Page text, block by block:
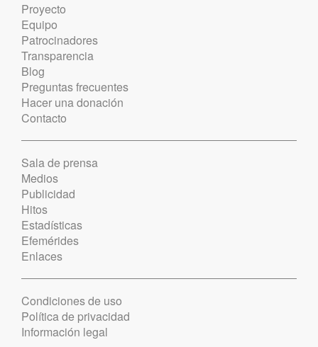
Proyecto
Equipo
Patrocinadores
Transparencia
Blog
Preguntas frecuentes
Hacer una donación
Contacto
Sala de prensa
Medios
Publicidad
Hitos
Estadísticas
Efemérides
Enlaces
Condiciones de uso
Política de privacidad
Información legal